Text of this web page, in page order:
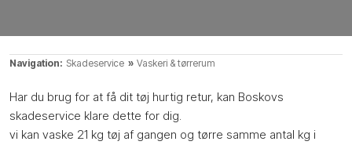
Navigation: Skadeservice » Vaskeri & tørrerum
Har du brug for at få dit tøj hurtig retur, kan Boskovs
skadeservice klare dette for dig.
vi kan vaske 21 kg tøj af gangen og tørre samme antal kg i